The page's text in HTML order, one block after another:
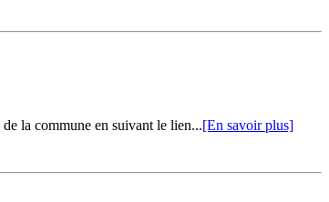
la commune en suivant le lien...[En savoir plus]